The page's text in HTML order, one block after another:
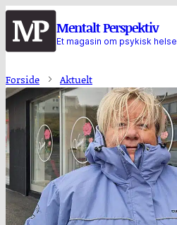
Hopp
til
hovedinnhold
Mentalt Perspektiv
Et magasin om psykisk helse
Forside Aktuelt